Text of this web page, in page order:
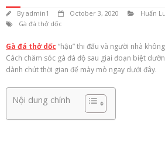
Byadmin1 October 3, 2020
Huấn
Gà đá thở dốc
Gà đá thở dốc “hậu” thi đấu và người nhà
Cách chăm sóc gà đá độ sau giai đoạn biệt
dành chút thời gian để mày mò ngay dưới đây.
Nội dung chính